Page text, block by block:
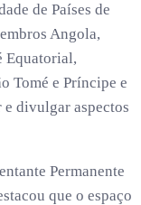
de Países de
Angola,
Equatorial,
Tomé e Príncipe e
divulgar aspectos
Permanente
que o espaço